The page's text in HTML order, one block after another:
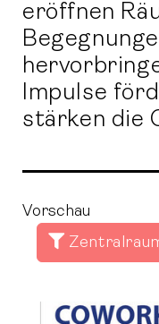
eröffnen
Impulse
stärken die
Vorschau